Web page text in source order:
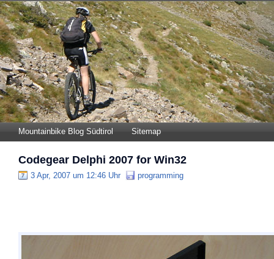
Mountainbike Blog Südtirol Sitemap
Codegear Delphi 2007 for Win32
3 Apr, 2007 um 12:46 Uhr programming